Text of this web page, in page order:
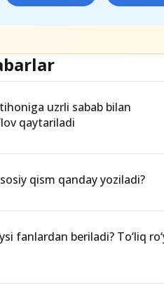
uzrli sabab bilan
qism qanday yoziladi?